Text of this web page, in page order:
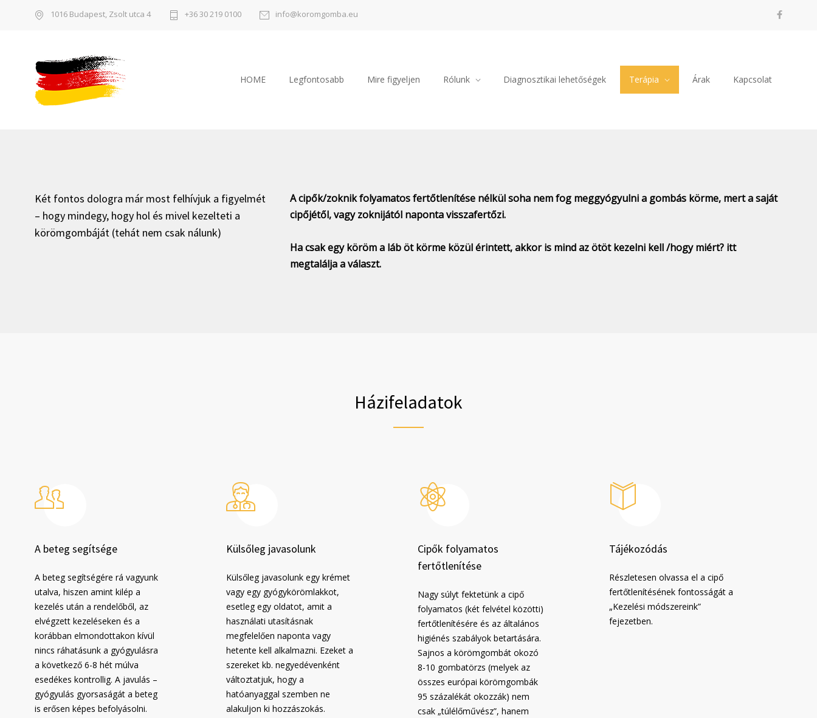
1016 Budapest, Zsolt utca 4 +36 30 219 0100 info@koromgomba.eu
HOME Legfontosabb Mire figyeljen Rólunk Diagnosztikai lehetőségek Terápia Árak Kapcsolat
Két fontos dologra már most felhívjuk a figyelmét
– hogy mindegy, hogy hol és mivel kezelteti a
körömgombáját (tehát nem csak nálunk)
A cipők/zoknik folyamatos fertőtlenítése nélkül soha nem fog meggyógyulni a gombás körme, mert a saját
cipőjétől, vagy zoknijától naponta visszafertőzi.
Ha csak egy köröm a láb öt körme közül érintett, akkor is mind az ötöt kezelni kell /hogy miért? itt
megtalálja a választ.
Házifeladatok
A beteg segítsége
A beteg segítségére rá vagyunk
utalva, hiszen amint kilép a
kezelés után a rendelőből, az
elvégzett kezeléseken és a
korábban elmondottakon kívül
nincs ráhatásunk a gyógyulásra
a következő 6-8 hét múlva
esedékes kontrollig. A javulás –
gyógyulás gyorsaságát a beteg
is erősen képes befolyásolni.
Külsőleg javasolunk
Külsőleg javasolunk egy krémet
vagy egy gyógykörömlakkot,
esetleg egy oldatot, amit a
használati utasításnak
megfelelően naponta vagy
hetente kell alkalmazni. Ezeket a
szereket kb. negyedévenként
változtatjuk, hogy a
hatóanyaggal szemben ne
alakuljon ki hozzászokás.
Cipők folyamatos
fertőtlenítése
Nagy súlyt fektetünk a cipő
folyamatos (két felvétel közötti)
fertőtlenítésére és az általános
higiénés szabályok betartására.
Sajnos a körömgombát okozó
8-10 gombatörzs (melyek az
összes európai körömgombák
95 százalékát okozzák) nem
csak „túlélőművész”, hanem
Tájékozódás
Részletesen olvassa el a cipő
fertőtlenítésének fontosságát a
„Kezelési módszereink”
fejezetben.